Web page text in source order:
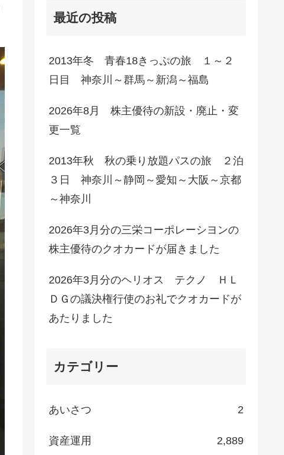
最近の投稿
2013年冬 青春18きっぷの旅 １～２
日目 神奈川～群馬～新潟～福島
2026年8月 株主優待の新設・廃止・変
更一覧
2013年秋 秋の乗り放題パスの旅 ２泊
３日 神奈川～静岡～愛知～大阪～京都
～神奈川
2026年3月分の三栄コーポレーシヨンの
株主優待のクオカードが届きました
2026年3月分のヘリオス テクノ ＨＬ
ＤＧの議決権行使のお礼でクオカードが
あたりました
カテゴリー
あいさつ 2
資産運用 2,889